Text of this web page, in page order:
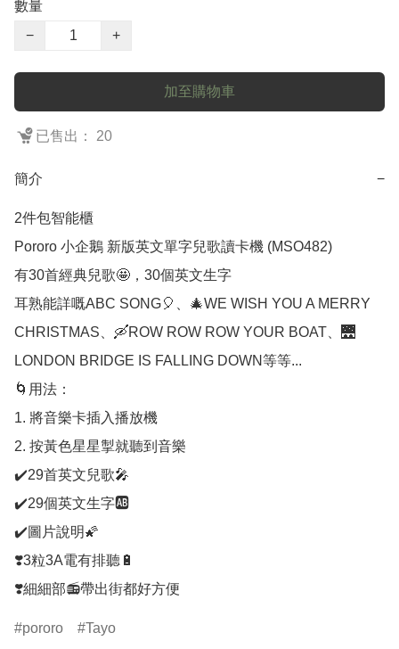
數量
−
+
加至購物車
已售出： 20
簡介 −
2件包智能櫃
Pororo 小企鵝 新版英文單字兒歌讀卡機 (MSO482)
有30首經典兒歌🤩，30個英文生字
耳熟能詳嘅ABC SONG🎈、🎄WE WISH YOU A MERRY
CHRISTMAS、🛶ROW ROW ROW YOUR BOAT、🌉
LONDON BRIDGE IS FALLING DOWN等等...
​🌀用法：
1. 將音樂卡插入播放機
2. 按黃色星星掣就聽到音樂
✔️29首英文兒歌🎤
✔️29個英文生字🆎
✔️圖片說明🌠
❣️3粒3A電有排聽🔋
pororo Tayo